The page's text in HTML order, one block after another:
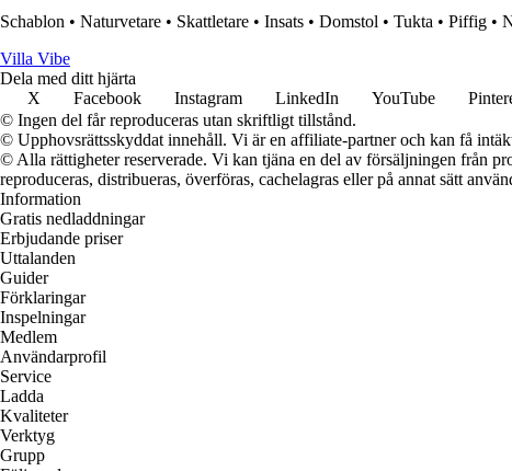
Schablon • Naturvetare • Skattletare • Insats • Domstol • Tukta • Piffig •
Villa Vibe
Dela med ditt hjärta
X
Facebook Instagram LinkedIn YouTube
© Ingen del får reproduceras utan skriftligt tillstånd.
© Upphovsrättsskyddat innehåll. Vi är en affiliate-partner och kan få
© Alla rättigheter reserverade. Vi kan tjäna en del av försäljningen från
reproduceras, distribueras, överföras, cachelagras eller på annat sätt
Information
Gratis nedladdningar
Erbjudande priser
Uttalanden
Guider
Förklaringar
Inspelningar
Medlem
Användarprofil
Service
Ladda
Kvaliteter
Verktyg
Grupp